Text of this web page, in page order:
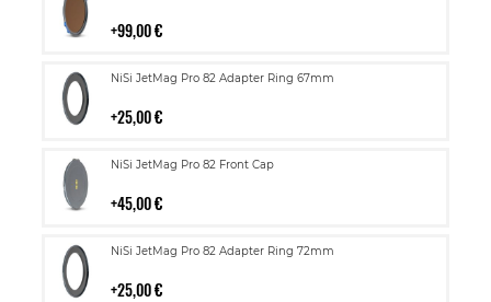
99,00 €
NiSi JetMag Pro 82 Adapter Ring 67mm
25,00 €
Lisää
NiSi JetMag Pro 82 Front Cap
45,00 €
Lisää
NiSi JetMag Pro 82 Adapter Ring 72mm
25,00 €
Lisää